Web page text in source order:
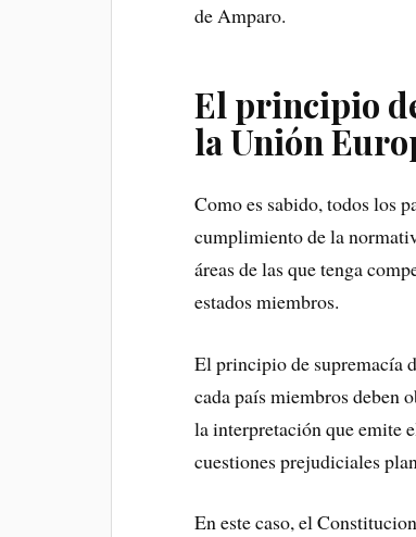
de Amparo.
El principio
la Unión
Como es sabido, todos los
cumplimiento de la
áreas de las que tenga
estados miembros.
El principio de supremacía
cada país miembros deben
la interpretación que emite
cuestiones prejudiciales
En este caso, el